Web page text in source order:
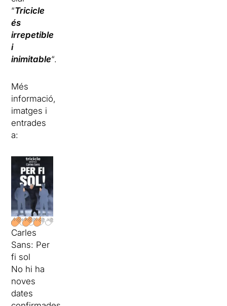
“Tricicle
és
irrepetible
i
inimitable“.
Més
informació,
imatges i
entrades
a:
Carles
Sans: Per
fi sol
No hi ha
noves
dates